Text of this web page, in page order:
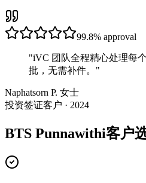
99.8% approval
"iVC 团队全程精心处理每
批，无需补件。 "
Naphatsorn P. 女士
投资签证客户 · 2024
BTS Punnawithi客户